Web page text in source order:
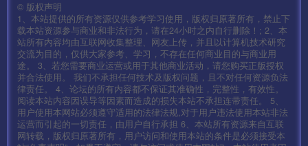
© 版权声明
1、本站提供的所有资源仅供参考学习使用，版权归原著所有，禁止下
载本站资源参与商业和非法行为，请在24小时之内自行删除！; 2、本
站所有内容均由互联网收集整理、网友上传，并且以计算机技术研究
交流为目的，仅供大家参考、学习，不存在任何商业目的与商业用
途。 3、若您需要商业运营或用于其他商业活动，请您购买正版授权
并合法使用。 我们不承担任何技术及版权问题，且不对任何资源负法
律责任。 4、论坛的所有内容都不保证其准确性，完整性，有效性。
阅读本站内容因误导等因素而造成的损失本站不承担连带责任。 5、
用户使用本网站必须遵守适用的法律法规,对于用户违法使用本站非法
运营而引起的一切责任，由用户自行承担 6、本站所有资源来自互联
网转载，版权归原著所有，用户访问和使用本站的条件是必须接受本